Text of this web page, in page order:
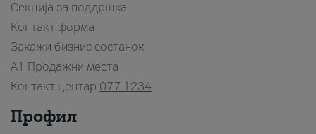
Секција за поддршка
Контакт форма
Закажи бизнис состанок
A1 Продажни места
Контакт центар 077 1234
Профил